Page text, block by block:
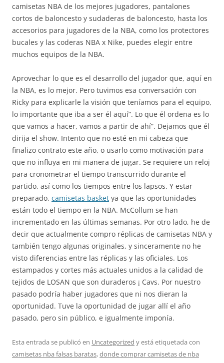
camisetas NBA de los mejores jugadores, pantalones
cortos de baloncesto y sudaderas de baloncesto, hasta los
accesorios para jugadores de la NBA, como los protectores
bucales y las coderas NBA x Nike, puedes elegir entre
muchos equipos de la NBA.
Aprovechar lo que es el desarrollo del jugador que, aquí en
la NBA, es lo mejor. Pero tuvimos esa conversación con
Ricky para explicarle la visión que teníamos para el equipo,
lo importante que iba a ser él aquí”. Lo que él ordena es lo
que vamos a hacer, vamos a partir de ahí”. Dejamos que él
dirija el show. Intento que no esté en mi cabeza que
finalizo contrato este año, o usarlo como motivación para
que no influya en mi manera de jugar. Se requiere un reloj
para cronometrar el tiempo transcurrido durante el
partido, así como los tiempos entre los lapsos. Y estar
preparado, camisetas basket ya que las oportunidades
están todo el tiempo en la NBA. McCollum se han
incrementado en las últimas semanas. Por otro lado, he de
decir que actualmente compro réplicas de camisetas NBA y
también tengo algunas originales, y sinceramente no he
visto diferencias entre las réplicas y las oficiales. Los
estampados y cortes más actuales unidos a la calidad de
tejidos de LOSAN que son duraderos ¡ Cavs. Por nuestro
pasado podría haber jugadores que ni nos dieran la
oportunidad. Tuve la oportunidad de jugar allí el año
pasado, pero sin público, e igualmente imponía.
Esta entrada se publicó en Uncategorized y está etiquetada con
camisetas nba falsas baratas,donde comprar camisetas de nba